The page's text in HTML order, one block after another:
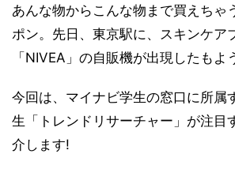
あんな物からこんな物まで買えちゃ
ポン。先日、東京駅に、スキンケア
「NIVEA」の自販機が出現したもよ
今回は、マイナビ学生の窓口に所属
生「トレンドリサーチャー」が注目
介します!